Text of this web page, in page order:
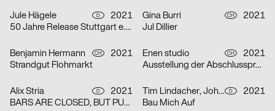
Jule Hägele D
2021
50 Jahre Release Stuttgart e. V.
Gina Burri CH
2021
Jul Dillier
Benjamin Hermann CH
2021
Strandgut Flohmarkt
Enen studio CH
2021
Ausstellung der Abschlussprojekte 2021 HEAD
Alix Stria D
2021
BARS ARE CLOSED, BUT PUB IS OPEN! [Bars sind geschlossen, doch PUB ist geöfffnet!]
Tim Lindacher, Johannes Schreiner D
2021
Bau Mich Auf